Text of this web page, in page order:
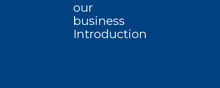
our
business
Introduction